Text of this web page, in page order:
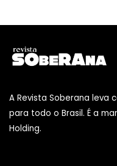
A Revista Soberana leva
para todo o Brasil. É a
Holding.